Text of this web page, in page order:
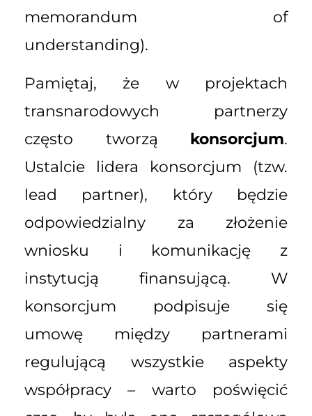
memorandum of
understanding).
Pamiętaj, że w projektach
transnarodowych partnerzy
często tworzą konsorcjum.
Ustalcie lidera konsorcjum (tzw.
lead partner), który będzie
odpowiedzialny za złożenie
wniosku i komunikację z
instytucją finansującą. W
konsorcjum podpisuje się
umowę między partnerami
regulującą wszystkie aspekty
współpracy – warto poświęcić